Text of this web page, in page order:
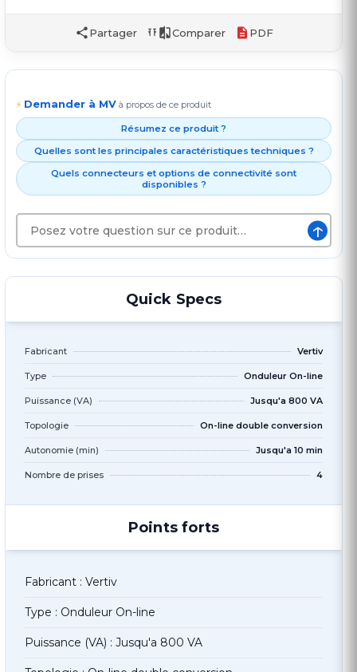
Partager Comparer PDF
⚡ Demander à MV à propos de ce produit
Résumez ce produit ?
Quelles sont les principales caractéristiques techniques ?
Quels connecteurs et options de connectivité sont
disponibles ?
↑
Quick Specs
Fabricant Vertiv
Type Onduleur On-line
Puissance (VA) Jusqu'a 800 VA
Topologie On-line double conversion
Autonomie (min) Jusqu'a 10 min
Nombre de prises 4
Points forts
Fabricant : Vertiv
Type : Onduleur On-line
Puissance (VA) : Jusqu'a 800 VA